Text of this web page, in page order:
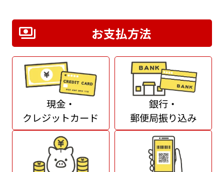
お支払方法
現金・
クレジットカード
銀行・
郵便局振り込み